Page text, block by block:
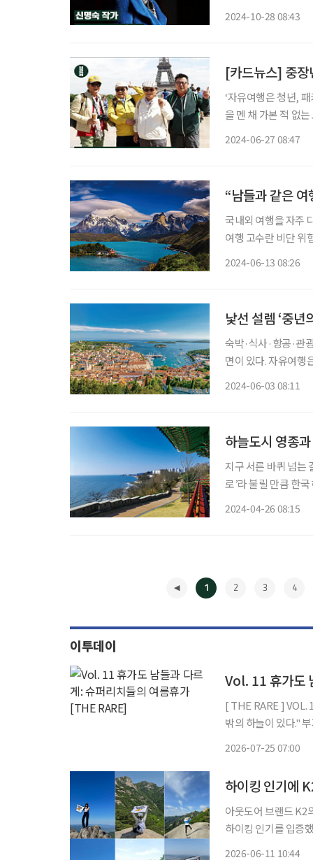
2024-10-28 08:43
[카드뉴스] 중장
‘자유여행은 청년,
을 멘 채 가본 적 없
2024-06-27 08:47
“남들과 같은
국내외 여행을 자주
여행 고수란 비단 위
2024-06-13 08:26
낯선 설렘 ‘중
숙박·식사·항공·관
면이 있다. 자유여행
2024-06-03 08:11
하늘도시 영종
지구 서른 바퀴 넘는
로’라 불릴 만큼 한
2024-04-26 08:15
1 2 3 4
이투데이
Vol. 11 휴가도
[ THE RARE ] VOL. 11 휴가도 남들과 다르게:슈퍼리치들의 여름휴가 "천외천(天
밖
2026-07-25 07:00
하이킹 인기에
아웃도어 브랜드 K2
하이킹 인기를 입증했다. 11일 K2에 따르면 이번 ‘K2 어썸하이킹’의 경우
2026-06-11 10:44